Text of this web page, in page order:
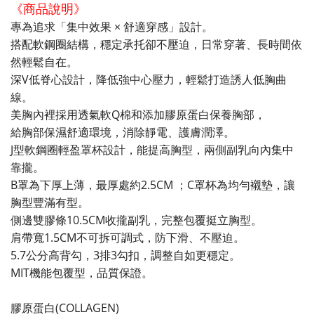
《商品說明》
專為追求「集中效果 × 舒適穿感」設計。
搭配軟鋼圈結構，穩定承托卻不壓迫，日常穿著、長時間依
然輕鬆自在。
深V低脊心設計，降低強中心壓力，輕鬆打造誘人低胸曲
線。
美胸內裡採用透氣軟Q棉和添加膠原蛋白保養胸部，
給胸部保濕舒適環境，消除靜電、護膚潤澤。
J型軟鋼圈輕盈罩杯設計，能提高胸型，兩側副乳向內集中
靠攏。
B罩為下厚上薄，最厚處約2.5CM ；C罩杯為均勻襯墊，讓
胸型豐滿有型。
側邊雙膠條10.5CM收攏副乳，完整包覆挺立胸型。
肩帶寬1.5CM不可拆可調式，防下滑、不壓迫。
5.7公分高背勾，3排3勾扣，調整自如更穩定。
MIT機能包覆型，品質保證。
膠原蛋白(COLLAGEN)